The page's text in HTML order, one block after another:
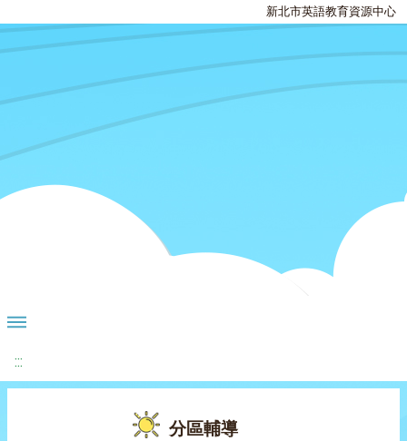
新北市英語教育資源中心
:::
分區輔導